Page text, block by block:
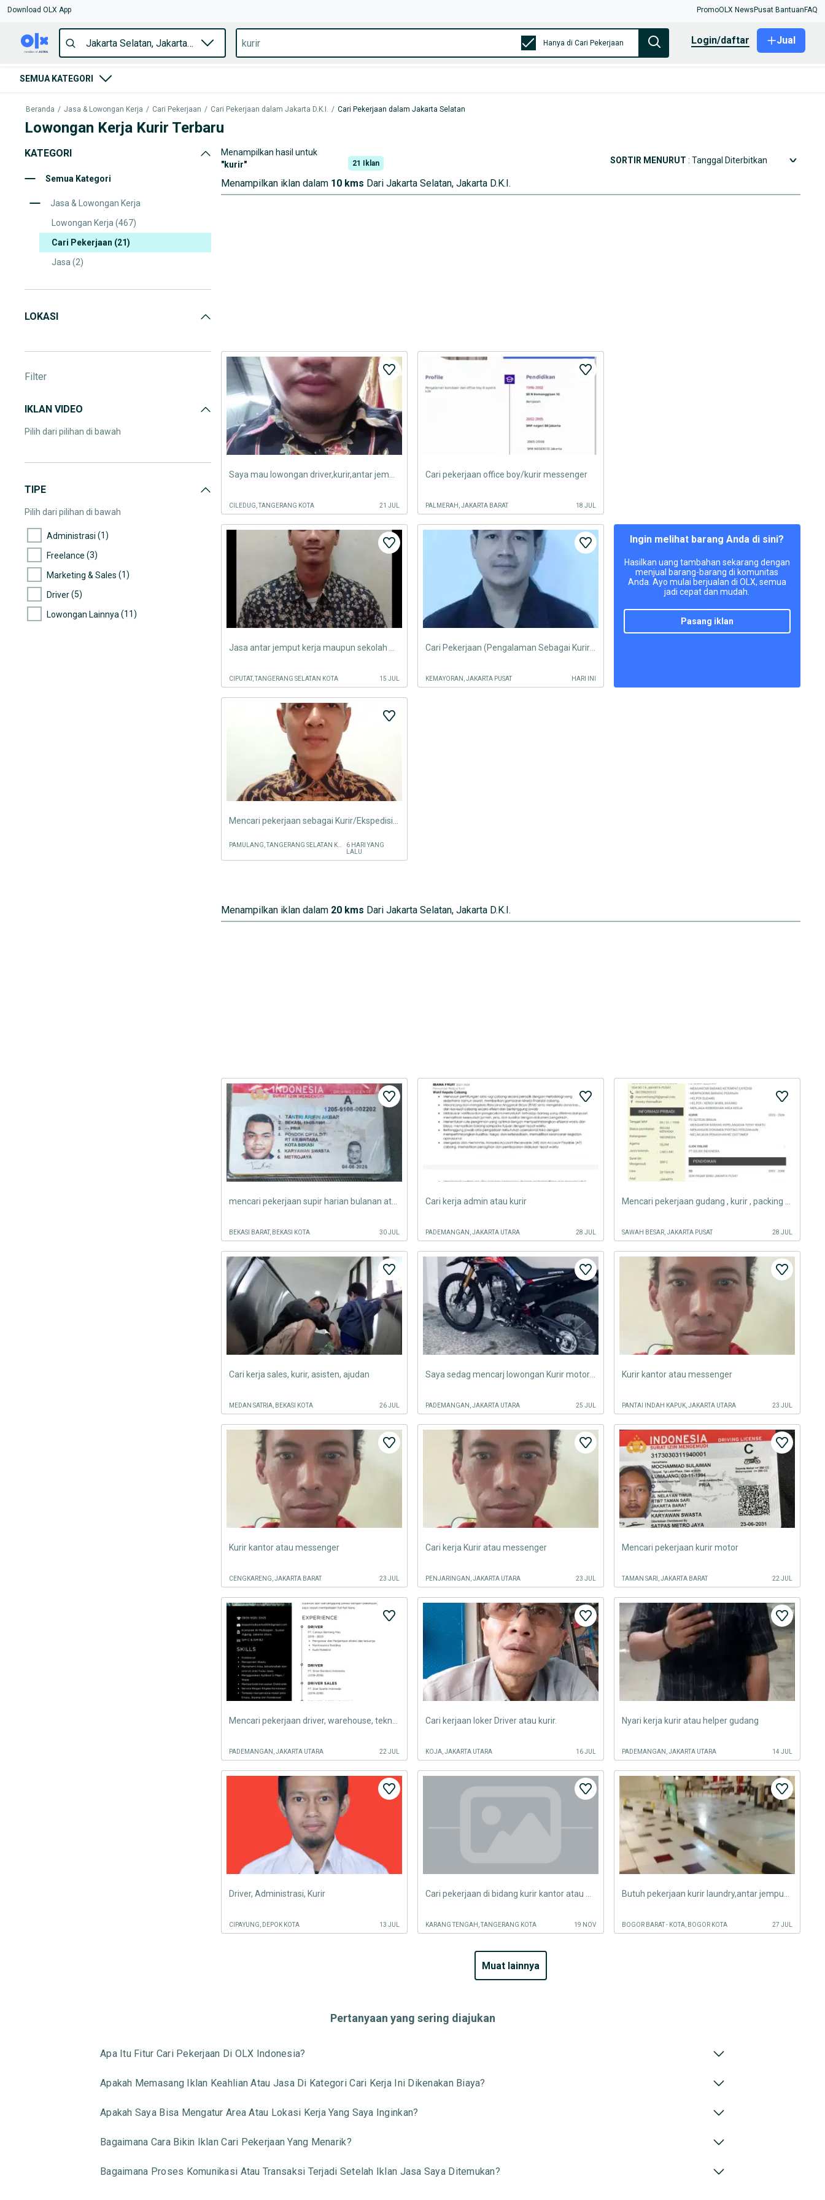
Download OLX App PromoOLX News Pusat Bantuan FAQ
Hanya di Cari Pekerjaan login/daftar Jual
SEMUA KATEGORI
Beranda / Jasa & Lowongan Kerja / Cari Pekerjaan / Cari Pekerjaan dalam Jakarta D.K.I. / Cari Pekerjaan dalam Jakarta Selatan
Lowongan Kerja Kurir Terbaru
KATEGORI
Semua Kategori
Jasa & Lowongan Kerja
Lowongan Kerja (467)
Cari Pekerjaan (21)
Jasa (2)
LOKASI
Filter
IKLAN VIDEO
Pilih dari pilihan di bawah
TIPE
Pilih dari pilihan di bawah
Administrasi (1)
Freelance (3)
Marketing & Sales (1)
Driver(5)
Lowongan Lainnya (11)
Menampilkan hasil untuk
"kurir" 21 Iklan SORTIR MENURUT : Tanggal Diterbitkan
Menampilkan iklan dalam 10 kms Dari Jakarta Selatan, Jakarta D.K.I.
CILEDUG, TANGERANG KOTA 21 JUL
Cari pekerjaan office boy/kurir messenger
PALMERAH, JAKARTA BARAT 18 JUL
CIPUTAT, TANGERANG SELATAN KOTA 15 JUL
Cari Pekerjaan (Pengalaman Sebagai Kurir Document & Barang + Packing )
KEMAYORAN, JAKARTA PUSAT HARI INI
Ingin melihat barang Anda di sini?
Hasilkan uang tambahan sekarang dengan
menjual barang-barang di komunitas
Anda. Ayo mulai berjualan di OLX, semua
jadi cepat dan mudah.
pasang iklan
6 HARI YANG
LALU
Menampilkan iklan dalam 20 kms Dari Jakarta Selatan, Jakarta D.K.I.
BEKASI BARAT, BEKASI KOTA 30 JUL
Cari kerja admin atau kurir
PADEMANGAN, JAKARTA UTARA 28 JUL SAWAH BESAR, JAKARTA PUSAT 28 JUL
Cari kerja sales, kurir, asisten, ajudan
MEDAN SATRIA, BEKASI KOTA 26 JUL
Saya sedag mencarj lowongan Kurir motorrr
PADEMANGAN, JAKARTA UTARA 25 JUL
Kurir kantor atau messenger
PANTAI INDAH KAPUK, JAKARTA UTARA 23 JUL
Kurir kantor atau messenger
CENGKARENG, JAKARTA BARAT 23 JUL
Cari kerja Kurir atau messenger
PENJARINGAN, JAKARTA UTARA 23 JUL
Mencari pekerjaan kurir motor
TAMAN SARI, JAKARTA BARAT 22 JUL
PADEMANGAN, JAKARTA UTARA 22 JUL
Cari kerjaan loker Driver atau kurir.
KOJA, JAKARTA UTARA 16 JUL
Nyari kerja kurir atau helper gudang
PADEMANGAN, JAKARTA UTARA 14 JUL
Driver, Administrasi, Kurir
CIPAYUNG, DEPOK KOTA 13 JUL KARANG TENGAH, TANGERANG KOTA 19 NOV BOGOR BARAT - KOTA, BOGOR KOTA 27 JUL
muat lainnya
Pertanyaan yang sering diajukan
Apa Itu Fitur Cari Pekerjaan Di OLX Indonesia?
Apakah Memasang Iklan Keahlian Atau Jasa Di Kategori Cari Kerja Ini Dikenakan Biaya?
Apakah Saya Bisa Mengatur Area Atau Lokasi Kerja Yang Saya Inginkan?
Bagaimana Cara Bikin Iklan Cari Pekerjaan Yang Menarik?
Bagaimana Proses Komunikasi Atau Transaksi Terjadi Setelah Iklan Jasa Saya Ditemukan?